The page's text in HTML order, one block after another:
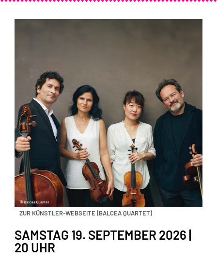
ZUR KÜNSTLER-WEBSEITE (BALCEA QUARTET)
SAMSTAG 19. SEPTEMBER 2026 |
20 UHR